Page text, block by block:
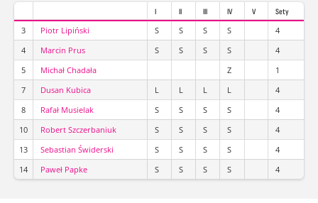
I II III IV V Sety
3 Piotr Lipiński S S S S
4
4
Marcin Prus S S S S
4
5
Michał Chadała Z
1
7
Dusan Kubica L L L L
4
8
Rafał Musielak S S S S
4
10
Robert Szczerbaniuk S S S S
4
13
Sebastian Świderski S S S S
4
14
Paweł Papke S S S S 4